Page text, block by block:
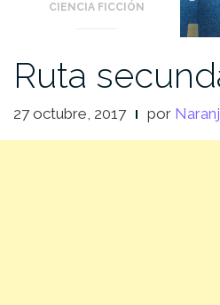
CIENCIA FICCIÓN
Ruta
27 octubre, 2017 por